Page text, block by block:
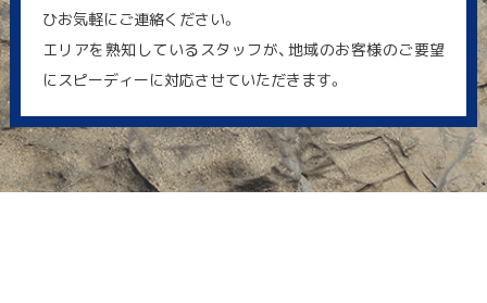
ひお気軽にご連絡ください。
エリアを熟知しているスタッフが、地域のお客様のご要望
にスピーディーに対応させていただきます。